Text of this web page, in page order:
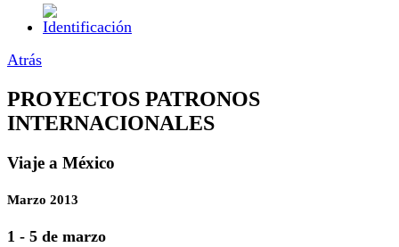
Atrás
PROYECTOS PATRONOS
INTERNACIONALES
Viaje a México
Marzo 2013
1 - 5 de marzo